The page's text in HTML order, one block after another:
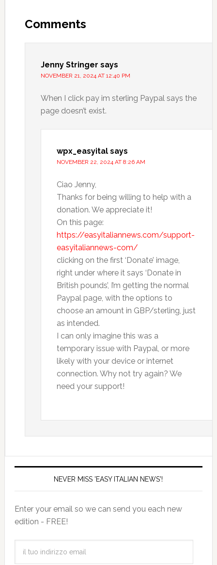
Comments
Jenny Stringer says
NOVEMBER 21, 2024 AT 12:40 PM
When I click pay im sterling Paypal says the
page doesn’t exist.
wpx_easyital says
NOVEMBER 22, 2024 AT 8:26 AM
Ciao Jenny,
Thanks for being willing to help with a
donation. We appreciate it!
On this page:
https://easyitaliannews.com/support-
easyitaliannews-com/
clicking on the first ‘Donate’ image,
right under where it says ‘Donate in
British pounds’, I’m getting the normal
Paypal page, with the options to
choose an amount in GBP/sterling, just
as intended.
I can only imagine this was a
temporary issue with Paypal, or more
likely with your device or internet
connection. Why not try again? We
need your support!
NEVER MISS 'EASY ITALIAN NEWS'!
Enter your email so we can send you each new
edition - FREE!